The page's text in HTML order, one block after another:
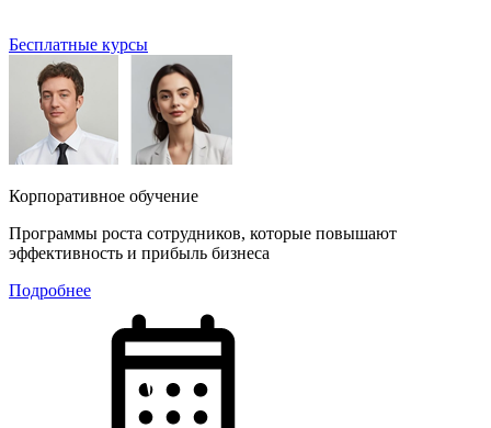
Бесплатные курсы
Корпоративное обучение
Программы роста сотрудников, которые повышают
эффективность и прибыль бизнеса
Подробнее